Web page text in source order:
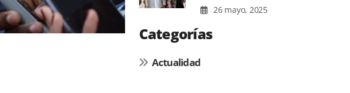
26 mayo, 2025
Categorías
Actualidad